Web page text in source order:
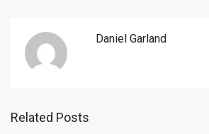
Daniel Garland
Related Posts